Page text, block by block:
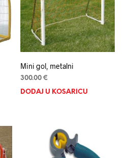
Mini gol, metalni
300.00 €
DODAJ U KOŠARICU